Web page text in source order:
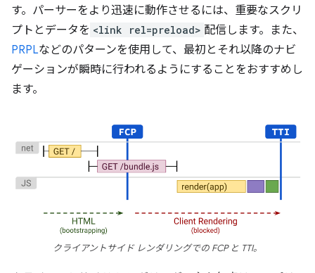
す。パーサーをより迅速に動作させるには、重要なスクリ
プトとデータを <link rel=preload> 配信します。また、
PRPLなどのパターンを使用して、最初とそれ以降のナビ
ゲーションが瞬時に行われるようにすることをおすすめし
ます。
クライアントサイド レンダリングでの FCP と TTI。